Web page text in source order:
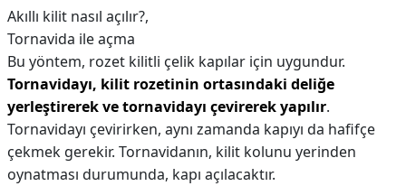
Akıllı kilit nasıl açılır?,
Tornavida ile açma
Bu yöntem, rozet kilitli çelik kapılar için uygundur.
Tornavidayı, kilit rozetinin ortasındaki deliğe
yerleştirerek ve tornavidayı çevirerek yapılır.
Tornavidayı çevirirken, aynı zamanda kapıyı da hafifçe
çekmek gerekir. Tornavidanın, kilit kolunu yerinden
oynatması durumunda, kapı açılacaktır.